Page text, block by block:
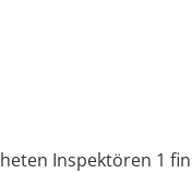
Inspektören 1